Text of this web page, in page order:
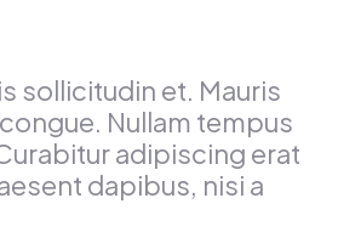
sollicitudin et. Mauris
Nullam tempus
adipiscing erat
dapibus, nisi a